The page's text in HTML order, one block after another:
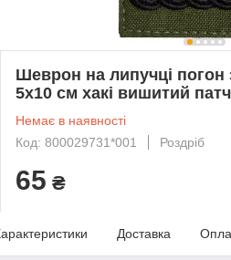
Шеврон на липучці
5х10 см хакі вишитий
Немає в наявності
Код: 800029731*001
Роздріб
65 ₴
Доставка